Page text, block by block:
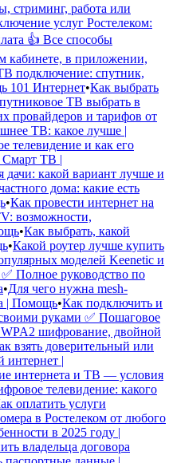
стриминг, работа или
услуг Ростелеком:
👍 Все способы
кабинете, в приложении,
подключение: спутник,
101 Интернет•Как выбрать
ТВ выбрать в
провайдеров и тарифов от
ТВ: какое лучше |
телевидение и как его
Смарт ТВ |
какой вариант лучше и
дома: какие есть
•Как провести интернет на
возможности,
•Как выбрать, какой
•Какой роутер лучше купить
моделей Keenetic и
Полное руководство по
•Для чего нужна mesh-
| Помощь•Как подключить и
руками ✅ Пошаговое
WPA2 шифрование, двойной
взять доверительный или
|
интернета и ТВ — условия
телевидение: какого
оплатить услуги
в Ростелеком от любого
в 2025 году |
владельца договора